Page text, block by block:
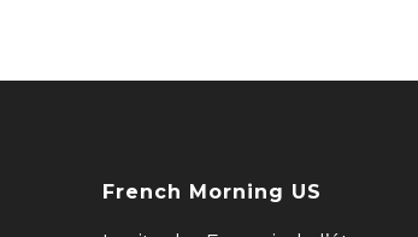
French Morning US